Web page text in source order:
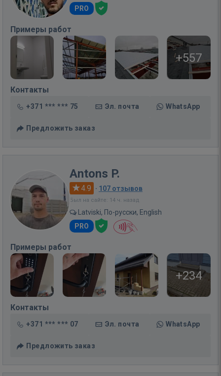
PRO
Примеры работ
+557
Контакты
+371 *** *** 75 Эл. почта WhatsApp
Предложить заказ
Antons P.
4.9 · 107 отзывов
Был на сайте: 14 ч. назад
Latviski, По-русски, English
PRO
Примеры работ
+234
Контакты
+371 *** *** 07 Эл. почта WhatsApp
Предложить заказ